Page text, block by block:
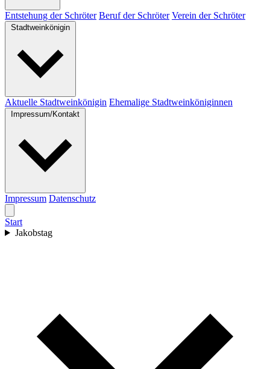
Entstehung der Schröter Beruf der Schröter Verein der Schröter
Aktuelle Stadtweinkönigin Ehemalige Stadtweinköniginnen
Impressum Datenschutz
Start
Jakobstag